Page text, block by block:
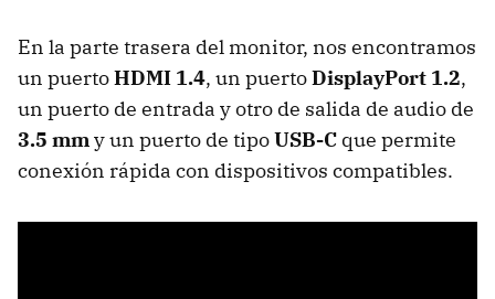
En la parte trasera del monitor, nos encontramos
un puertoHDMI 1.4, un puertoDisplayPort 1.2,
un puerto de entrada y otro de salida de audio de
3.5 mmy un puerto de tipoUSB-C que permite
conexión rápida con dispositivos compatibles.